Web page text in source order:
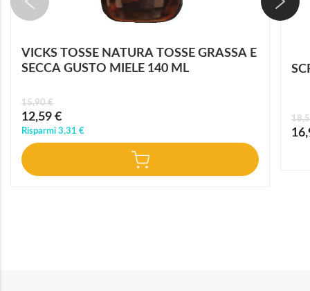
VICKS TOSSE NATURA TOSSE GRASSA E
SECCA GUSTO MIELE 140 ML
Prezzo
speciale
12,59 €
15,90 €
Risparmi 3,31 €